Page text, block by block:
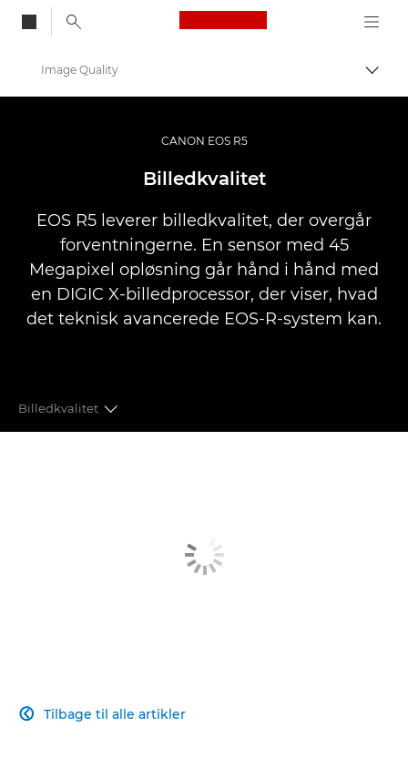
Canon Logo, back
Skift
Image Quality
CANON EOS R5
Billedkvalitet
EOS R5 leverer billedkvalitet, der overgår
forventningerne. En sensor med 45
Megapixel opløsning går hånd i hånd med
en DIGIC X-billedprocessor, der viser, hvad
det teknisk avancerede EOS-R-system kan.
Billedkvalitet
Tilbage til alle artikler
